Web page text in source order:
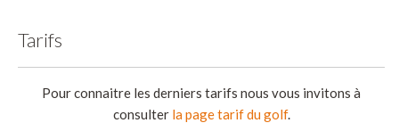
Tarifs
Pour connaitre les derniers tarifs nous vous invitons à
consulter la page tarif du golf.